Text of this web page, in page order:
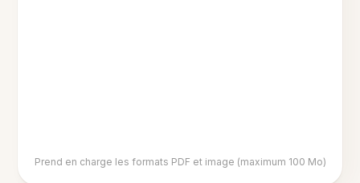
Prend en charge les formats PDF et image (maximum 100 Mo)